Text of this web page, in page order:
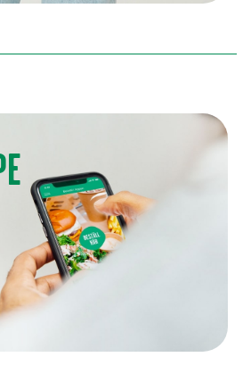
T-SHIRT
(250,00 kr)